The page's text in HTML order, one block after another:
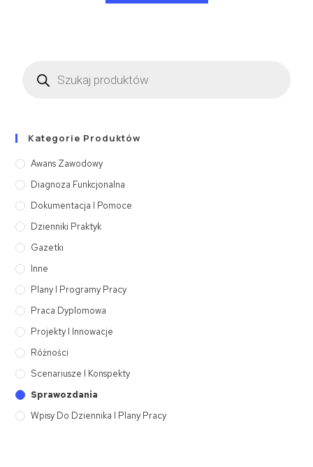
Kategorie Produktów
Awans Zawodowy
Diagnoza Funkcjonalna
Dokumentacja I Pomoce
Dzienniki Praktyk
Gazetki
Inne
Plany I Programy Pracy
Praca Dyplomowa
Projekty I Innowacje
Różności
Scenariusze I Konspekty
Sprawozdania
Wpisy Do Dziennika I Plany Pracy